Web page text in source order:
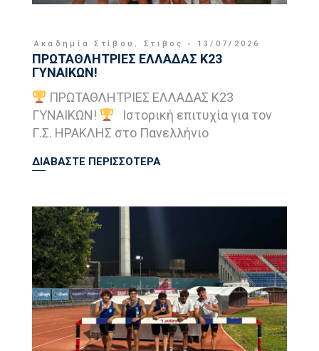
Ακαδημία Στίβου , Στιβος 13/07/2026
ΠΡΩΤΑΘΛΗΤΡΙΕΣ ΕΛΛΑΔΑΣ Κ23
ΓΥΝΑΙΚΩΝ!
ΠΡΩΤΑΘΛΗΤΡΙΕΣ ΕΛΛΑΔΑΣ Κ23
ΓΥΝΑΙΚΩΝ!
Ιστορική επιτυχία για τον
Γ.Σ. ΗΡΑΚΛΗΣ στο Πανελλήνιο
ΔΙΑΒΑΣΤΕ ΠΕΡΙΣΣΟΤΕΡΑ